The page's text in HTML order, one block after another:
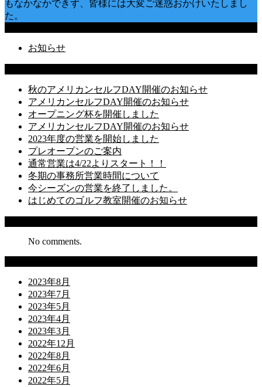
もなかなかできず、皆様には大変ご迷惑おかけいたしまし
た。
お知らせ
秋のアメリカンセルフDAY開催のお知らせ
アメリカンセルフDAY開催のお知らせ
オープニング杯を開催しました
アメリカンセルフDAY開催のお知らせ
2023年度の営業を開始しました
プレオープンのご案内
通常営業は4/22よりスタート！！
冬期の事務所営業時間について
今シーズンの営業を終了しました。
はじめてのゴルフ教室開催のお知らせ
No comments.
2023年8月
2023年7月
2023年5月
2023年4月
2023年3月
2022年12月
2022年8月
2022年6月
2022年5月